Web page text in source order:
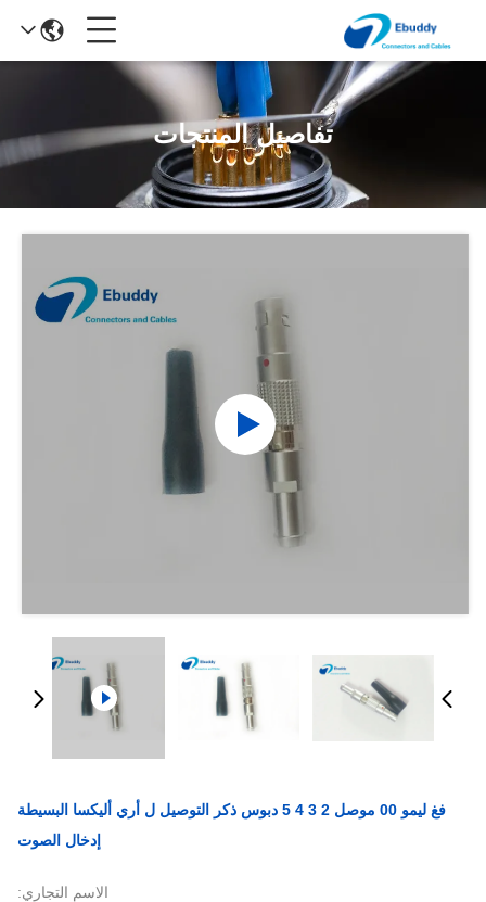
تفاصيل المنتجات
فغ ليمو 00 موصل 2 3 4 5 دبوس ذكر التوصيل ل أري أليكسا البسيطة
إدخال الصوت
الاسم التجاري: